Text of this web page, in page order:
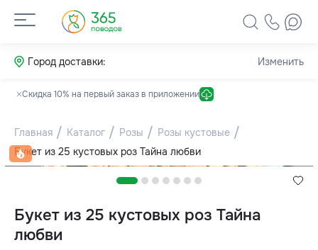
Город доставки: Изменить
Скидка 10% на первый заказ в приложении
Главная Каталог Розы
Розы кустовые
Букет из 25 кустовых роз Тайна любви
Букет из 25 кустовых роз Тайна
любви